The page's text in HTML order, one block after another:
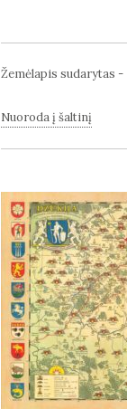
Žemėlapis sudarytas -
Nuoroda į šaltinį